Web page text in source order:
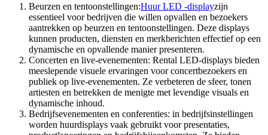
Beurzen en tentoonstellingen:Huur LED -displayzijn
essentieel voor bedrijven die willen opvallen en bezoekers
aantrekken op beurzen en tentoonstellingen. Deze displays
kunnen producten, diensten en merkberichten effectief op een
dynamische en opvallende manier presenteren.
Concerten en live-evenementen: Rental LED-displays bieden
meeslepende visuele ervaringen voor concertbezoekers en
publiek op live-evenementen. Ze verbeteren de sfeer, tonen
artiesten en betrekken de menigte met levendige visuals en
dynamische inhoud.
Bedrijfsevenementen en conferenties: in bedrijfsinstellingen
worden huurdisplays vaak gebruikt voor presentaties,